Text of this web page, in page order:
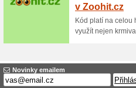
Sleva na